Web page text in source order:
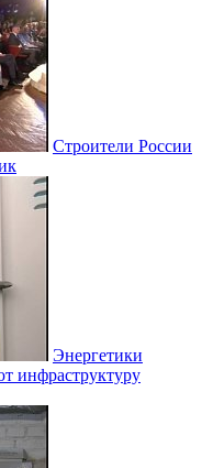
Строители России
Энергетики
инфраструктуру